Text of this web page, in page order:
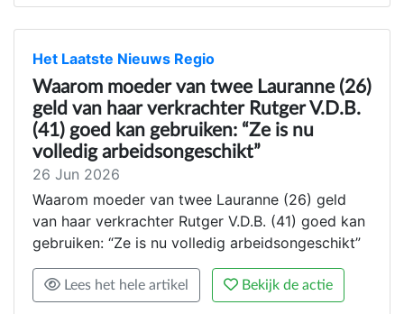
Het Laatste Nieuws Regio
Waarom moeder van twee Lauranne (26)
geld van haar verkrachter Rutger V.D.B.
(41) goed kan gebruiken: “Ze is nu
volledig arbeidsongeschikt”
26 Jun 2026
Waarom moeder van twee Lauranne (26) geld
van haar verkrachter Rutger V.D.B. (41) goed kan
gebruiken: “Ze is nu volledig arbeidsongeschikt”
Lees het hele artikel Bekijk de actie